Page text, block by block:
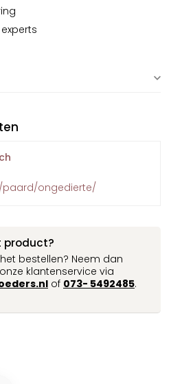
paard/ongedierte/
product?
bestellen? Neem dan
klantenservice via
of 073- 5492485.